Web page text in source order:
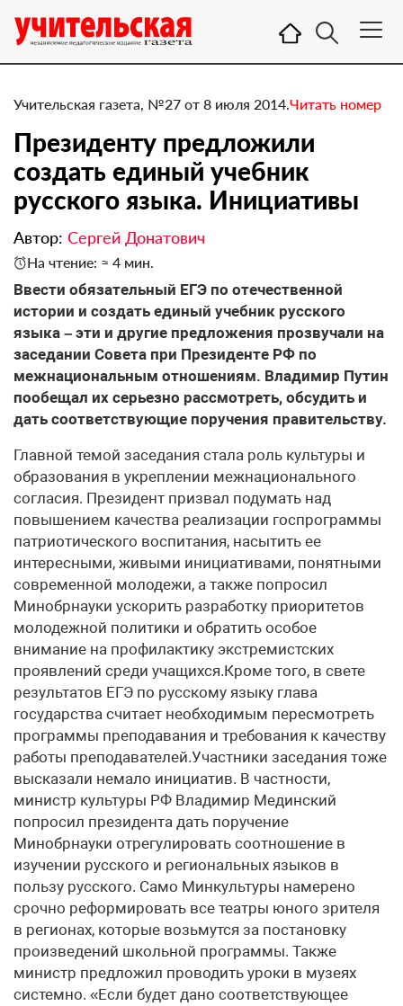
Учительская газета, №27 от 8 июля 2014.Читать номер
Президенту предложили
создать единый учебник
русского языка. ​Инициативы
Автор: Сергей Донатович
На чтение: ≈ 4 мин.
Ввести обязательный ЕГЭ по отечественной
истории и создать единый учебник русского
языка – эти и другие предложения прозвучали на
заседании Совета при Президенте РФ по
межнациональным отношениям. Владимир Путин
пообещал их серьезно рассмотреть, обсудить и
дать соответствующие поручения правительству.
Главной темой заседания стала роль культуры и
образования в укреплении межнационального
согласия. Президент призвал подумать над
повышением качества реализации госпрограммы
патриотического воспитания, насытить ее
интересными, живыми инициативами, понятными
современной молодежи, а также попросил
Минобрнауки ускорить разработку приоритетов
молодежной политики и обратить особое
внимание на профилактику экстремистских
проявлений среди учащихся.Кроме того, в свете
результатов ЕГЭ по русскому языку глава
государства считает необходимым пересмотреть
программы преподавания и требования к качеству
работы преподавателей.Участники заседания тоже
высказали немало инициатив. В частности,
министр культуры РФ Владимир Мединский
попросил президента дать поручение
Минобрнауки отрегулировать соотношение в
изучении русского и региональных языков в
пользу русского. Само Минкультуры намерено
срочно реформировать все театры юного зрителя
в регионах, которые возьмутся за постановку
произведений школьной программы. Также
министр предложил проводить уроки в музеях
системно. «Если будет дано соответствующее